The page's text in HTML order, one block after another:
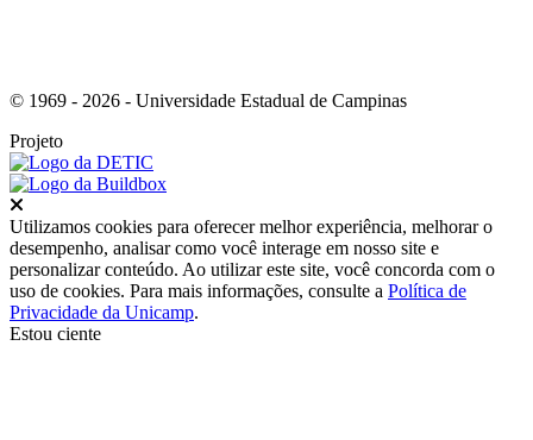
© 1969 - 2026 - Universidade Estadual de Campinas
Projeto
Utilizamos cookies para oferecer melhor experiência, melhorar o
desempenho, analisar como você interage em nosso site e
personalizar conteúdo. Ao utilizar este site, você concorda com o
uso de cookies. Para mais informações, consulte a Política de
Privacidade da Unicamp.
Estou ciente